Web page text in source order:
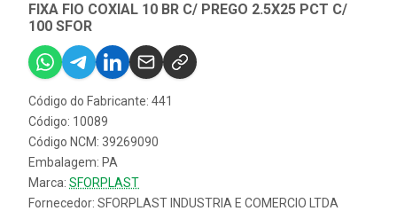
FIXA FIO COXIAL 10 BR C/ PREGO 2.5X25 PCT C/
100 SFOR
Código do Fabricante: 441
Código: 10089
Código NCM: 39269090
Embalagem: PA
Marca: SFORPLAST
Fornecedor: SFORPLAST INDUSTRIA E COMERCIO LTDA